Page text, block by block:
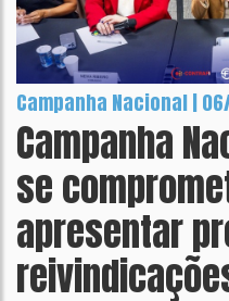
Campanha Nacional |
Campanha
se
apresentar